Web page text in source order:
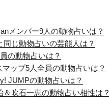
メンバー9人の動物占いは？
同じ動物占いの芸能人は？
の動物占いは？
マップ5人全員の動物占いは？
JUMPの動物占いは？
＆吹石一恵の動物占い相性は？